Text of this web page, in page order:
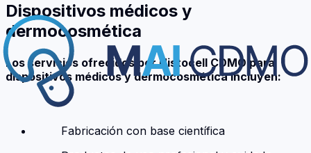
Dispositivos médicos y
dermocosmética
Los servicios ofrecidos por Histocell CDMO para
dispositivos médicos y dermocosmética incluyen:
Fabricación con base científica